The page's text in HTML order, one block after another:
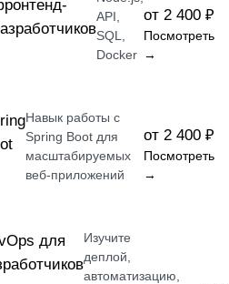
API,
SQL,
Docker
от 2 400 ₽
Посмотреть
→
Навык работы с
Spring Boot для
масштабируемых
веб-приложений
от 2 400 ₽
Посмотреть
→
для
Изучите
деплой,
автоматизацию,